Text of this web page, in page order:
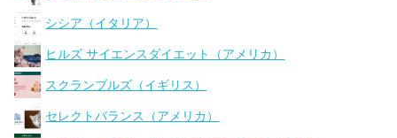
シシア（イタリア）
ヒルズ サイエンスダイエット（アメリカ）
スクランブルズ（イギリス）
セレクトバランス（アメリカ）